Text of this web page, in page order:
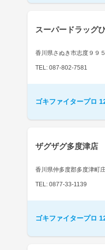
スーパードラッグ
香川県さぬき市志度９９
TEL: 087-802-7581
ゴキファイタープロ
ザグザグ多度津店
香川県仲多度郡多度津町
TEL: 0877-33-1139
ゴキファイタープロ